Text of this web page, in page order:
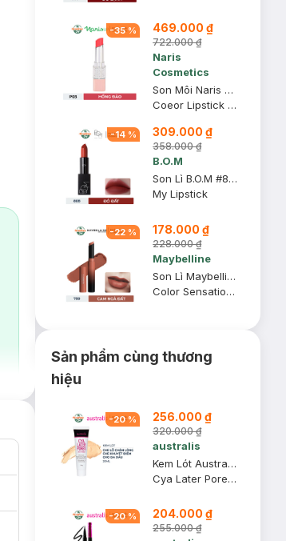
-35% 469.000 ₫
722.000 ₫
Naris
Cosmetics
Son Môi Naris Cosmetics Coeor P03 Hồng Đào 3.2g
Coeor Lipstick P03
-14 % 309.000 ₫
358.000 ₫
B.O.M
Son Lì B.O.M #808 My Warm Red - Đỏ Đất 3.5g
My Lipstick
-22 % 178.000 ₫
228.000 ₫
Maybelline
Son Lì Maybelline Mịn Môi Siêu Nhẹ 799 Cam Ngả Đất 1.7g
Color Sensational Ultimatte #799 More Taupe
Sản phẩm cùng thương
hiệu
-20% 256.000 ₫
320.000 ₫
australis
Kem Lót Australis Cho Da Dầu & Lỗ Chân Lông To 20ml
Cya Later Pores Spot Primer
-20% 204.000 ₫
255.000 ₫